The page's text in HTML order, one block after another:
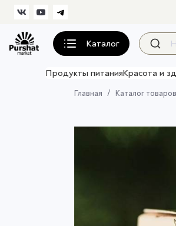
Каталог
Продукты питанияКрасота и
Главная Каталог товаров